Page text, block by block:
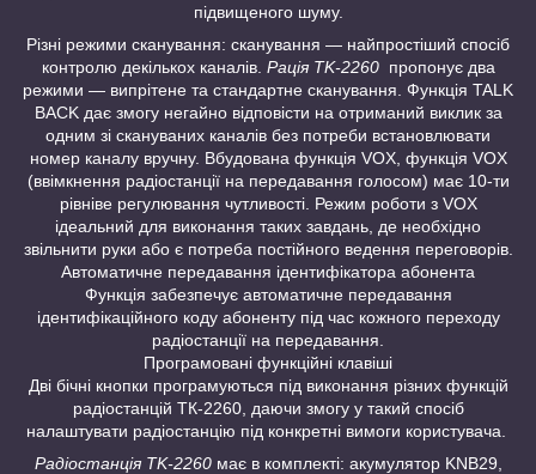
підвищеного шуму.
Різні режими сканування: сканування — найпростіший спосіб
контролю декількох каналів. Рація TK-2260пропонує два
режими — випрітене та стандартне сканування. Функція TALK
BACK дає змогу негайно відповісти на отриманий виклик за
одним зі скануваних каналів без потреби встановлювати
номер каналу вручну. Вбудована функція VOX, функція VOX
(ввімкнення радіостанції на передавання голосом) має 10-ти
рівніве регулювання чутливості. Режим роботи з VOX
ідеальний для виконання таких завдань, де необхідно
звільнити руки або є потреба постійного ведення переговорів.
Автоматичне передавання ідентифікатора абонента
Функція забезпечує автоматичне передавання
ідентифікаційного коду абоненту під час кожного переходу
радіостанції на передавання.
Програмовані функційні клавіші
Дві бічні кнопки програмуються під виконання різних функцій
радіостанцій ТК-2260, даючи змогу у такий спосіб
налаштувати радіостанцію під конкретні вимоги користувача.
Радіостанція TK-2260має в комплекті: акумулятор KNB29,